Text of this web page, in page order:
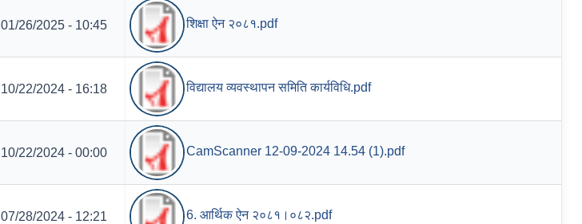
01/26/2025 - 10:45 शिक्षा ऐन २०८१.pdf
10/22/2024 - 16:18 विद्यालय व्यवस्थापन समिति कार्यविधि.pdf
10/22/2024 - 00:00 CamScanner 12-09-2024 14.54 (1).pdf
07/28/2024 - 12:21 6. आर्थिक ऐन २०८१।०८२.pdf